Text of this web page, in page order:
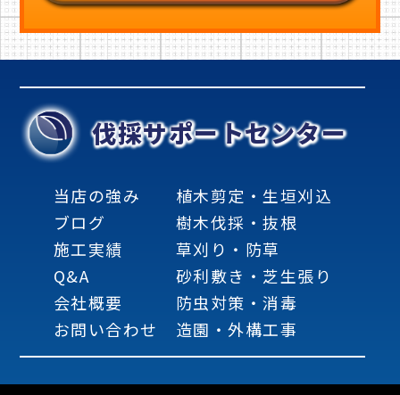
伐採サポートセンター
当店の強み
ブログ
施工実績
Q&A
会社概要
お問い合わせ
植木剪定・生垣刈込
樹木伐採・抜根
草刈り・防草
砂利敷き・芝生張り
防虫対策・消毒
造園・外構工事